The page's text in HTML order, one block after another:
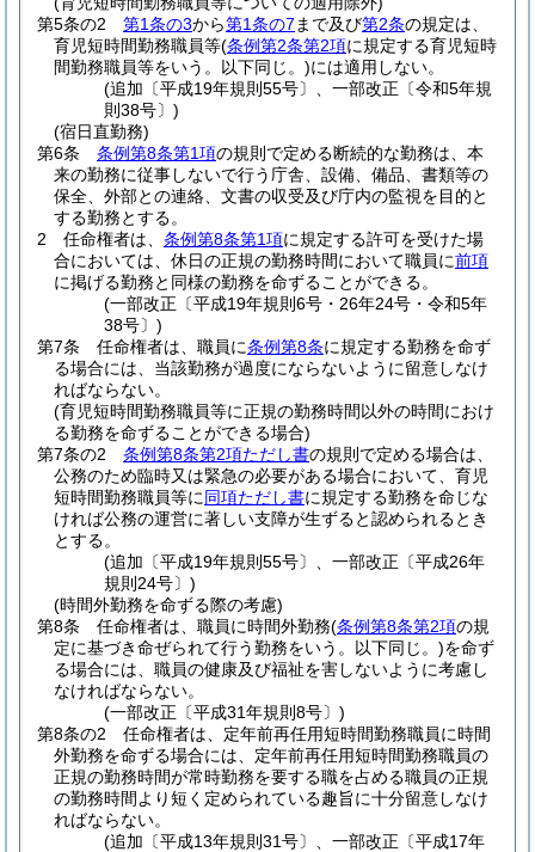
第5条の2
第1条の3から第1条の7 まで及び第2条の規定は、
育児短時間勤務職員等(条例第2条第2項に規定する育児短時
間勤務職員等をいう。以下同じ。)には適用しない。
(追加〔平成19年規則55号〕、一部改正〔令和5年規
則38号〕)
(宿日直勤務)
第6条
条例第8条第1項の規則で定める断続的な勤務は、本
来の勤務に従事しないで行う庁舎、設備、備品、書類等の
保全、外部との連絡、文書の収受及び庁内の監視を目的と
する勤務とする。
2
任命権者は、 条例第8条第1項に規定する許可を受けた場
合においては、休日の正規の勤務時間において職員に前項
に掲げる勤務と同様の勤務を命ずることができる。
(一部改正〔平成19年規則6号・26年24号・令和5年
38号〕)
第7条
任命権者は、職員に条例第8条に規定する勤務を命ず
る場合には、当該勤務が過度にならないように留意しなけ
ればならない。
(育児短時間勤務職員等に正規の勤務時間以外の時間におけ
る勤務を命ずることができる場合)
第7条の2
条例第8条第2項ただし書の規則で定める場合は、
公務のため臨時又は緊急の必要がある場合において、育児
短時間勤務職員等に同項ただし書に規定する勤務を命じな
ければ公務の運営に著しい支障が生ずると認められるとき
とする。
(追加〔平成19年規則55号〕、一部改正〔平成26年
規則24号〕)
(時間外勤務を命ずる際の考慮)
第8条
任命権者は、職員に時間外勤務(条例第8条第2項の規
定に基づき命ぜられて行う勤務をいう。以下同じ。)を命ず
る場合には、職員の健康及び福祉を害しないように考慮し
なければならない。
(一部改正〔平成31年規則8号〕)
第8条の2
任命権者は、定年前再任用短時間勤務職員に時間
外勤務を命ずる場合には、定年前再任用短時間勤務職員の
正規の勤務時間が常時勤務を要する職を占める職員の正規
の勤務時間より短く定められている趣旨に十分留意しなけ
ればならない。
(追加〔平成13年規則31号〕、一部改正〔平成17年